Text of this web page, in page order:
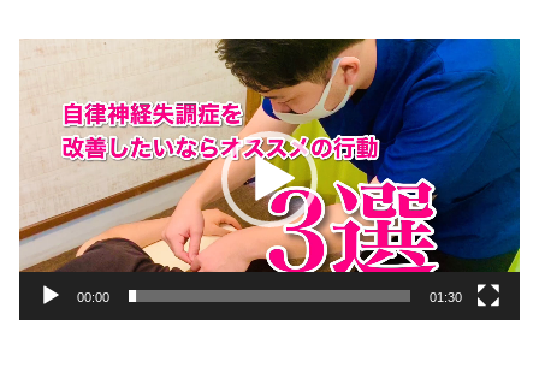
動
プ
ヤ
00:00 01:30